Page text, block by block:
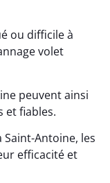
ou difficile à
volet
peuvent ainsi
et fiables.
Antoine, les
efficacité et